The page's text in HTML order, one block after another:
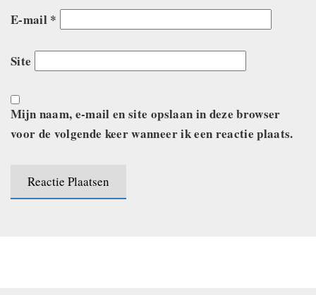
E-mail *
Site
Mijn naam, e-mail en site opslaan in deze browser
voor de volgende keer wanneer ik een reactie plaats.